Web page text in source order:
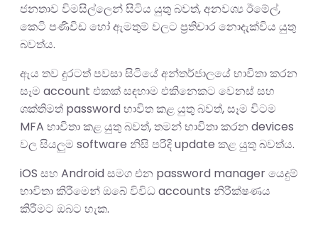
ජනතාව විමසිල්ලෙන් සිටිය යුතු බවත්, අනවශ්‍ය ඊමේල්,
කෙටි පණිවිඩ හෝ ඇමතුම් වලට ප්‍රතිචාර නොදැක්විය යුතු
බවත්ය.
ඇය තව දුරටත් පවසා සිටියේ අන්තර්ජාලයේ භාවිතා කරන
සෑම account එකක් සඳහාම එකිනෙකට වෙනස් සහ
ශක්තිමත් password භාවිත කළ යුතු බවත්, සෑම විටම
MFA භාවිතා කළ යුතු බවත්, තමන් භාවිතා කරන devices
වල සියලුම software නිසි පරිදි update කළ යුතු බවත්ය.
iOS සහ Android සමග එන password manager යෙදුම්
භාවිතා කිරීමෙන් ඔබේ විවිධ accounts නිරීක්ෂණය
කිරීමට ඔබට හැක.